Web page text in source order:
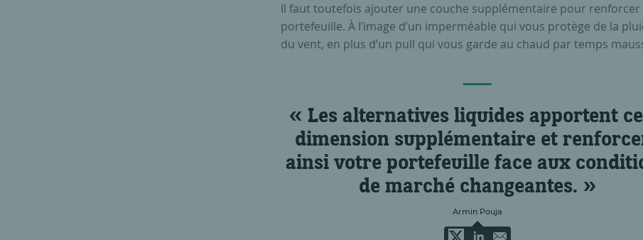
Il faut toutefois ajouter une couche supplémentaire pour renforcer
portefeuille. À l’image d’un imperméable qui vous protège de la
du vent, en plus d’un pull qui vous garde au chaud par temps
Les alternatives liquides apportent
dimension supplémentaire et
ainsi votre portefeuille face aux
de marché changeantes.
Armin Pouja